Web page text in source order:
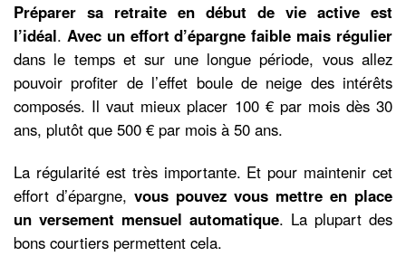
Préparer sa retraite en début de vie active est
l’idéal. Avec un effort d’épargne faible mais régulier
dans le temps et sur une longue période, vous allez
pouvoir profiter de l’effet boule de neige des intérêts
composés. Il vaut mieux placer 100 € par mois dès 30
ans, plutôt que 500 € par mois à 50 ans.
La régularité est très importante. Et pour maintenir cet
effort d’épargne, vous pouvez vous mettre en place
un versement mensuel automatique. La plupart des
bons courtiers permettent cela.